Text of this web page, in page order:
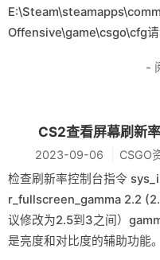
Offensive\game\csgo\cfg
-
CS2查看屏幕刷新
2023-09-06 CSGO
检查刷新率控制台指令
r_fullscreen_gamma 2.2
议修改为2.5到3之间）
是亮度和对比度的辅助功能。